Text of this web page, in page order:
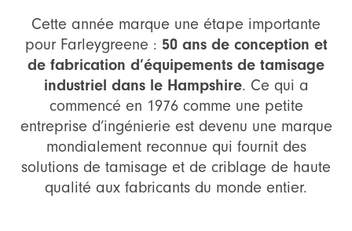
Cette année marque une étape importante
pour Farleygreene : 50 ans de conception et
de fabrication d’équipements de tamisage
industriel dans le Hampshire. Ce qui a
commencé en 1976 comme une petite
entreprise d’ingénierie est devenu une marque
mondialement reconnue qui fournit des
solutions de tamisage et de criblage de haute
qualité aux fabricants du monde entier.